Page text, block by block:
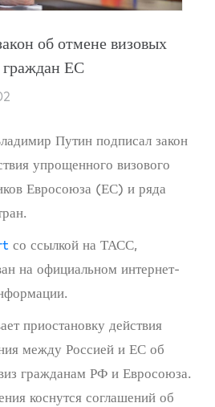
об отмене визовых
ЕС
Путин подписал закон
упрощенного визового
Евросоюза (ЕС) и ряда
со ссылкой на ТАСС,
на официальном интернет-
приостановку действия
между Россией и ЕС об
гражданам РФ и Евросоюза.
коснутся соглашений об